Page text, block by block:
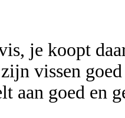
je koopt
vissen
aan goed en